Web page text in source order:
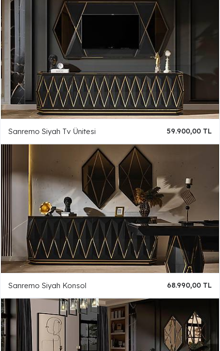
Sanremo Siyah Tv Ünitesi 59.900,00 TL
Sanremo Siyah Konsol 68.990,00 TL